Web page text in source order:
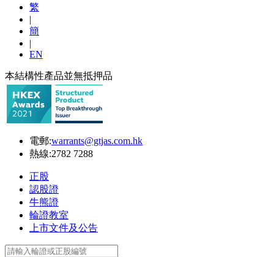
繁
|
簡
|
EN
本結構性產品並無抵押品
電郵:warrants@gtjas.com.hk
熱線:2782 7288
正股
認股證
牛熊證
輪證教室
上市文件及公告